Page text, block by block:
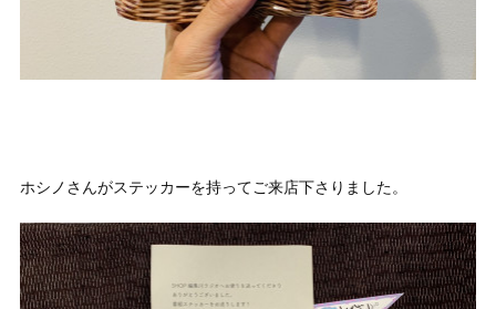
ホシノさんがステッカーを持ってご来店下さりました。